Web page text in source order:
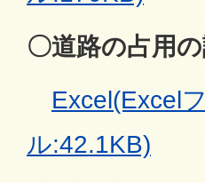
〇道路の占用
Excel(Excel
ル:42.1KB)